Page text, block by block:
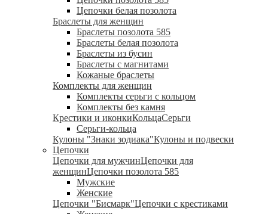
Цепочки белая позолота
Браслеты для женщин
Браслеты позолота 585
Браслеты белая позолота
Браслеты из бусин
Браслеты с магнитами
Кожаные браслеты
Комплекты для женщин
Комплекты серьги с кольцом
Комплекты без камня
Крестики и иконкиКольцаСерьги
Серьги-кольца
Кулоны "Знаки зодиака"Кулоны и подвески
Цепочки
Цепочки для мужчинЦепочки для
женщинЦепочки позолота 585
Мужские
Женские
Цепочки "Бисмарк"Цепочки с крестиками